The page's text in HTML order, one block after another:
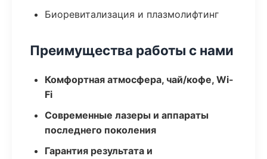
Биоревитализация и плазмолифтинг
Преимущества работы с нами
Комфортная атмосфера, чай/кофе, Wi-
Fi
Современные лазеры и аппараты
последнего поколения
Гарантия результата и